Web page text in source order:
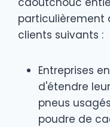
particulièrement
clients suivants :
Entreprises
d'étendre
pneus
poudre de